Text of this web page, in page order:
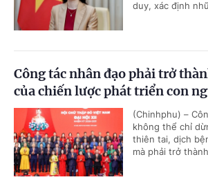
duy, xác định
Công tác nhân đạo phải trở
của chiến lược phát triển con
(Chinhphu) –
không thể chỉ
thiên tai, dịch
mà phải trở